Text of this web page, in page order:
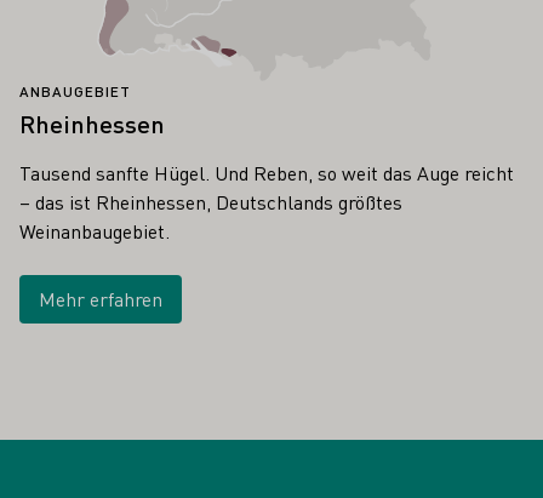
ANBAUGEBIET
Rheinhessen
Tausend sanfte Hügel. Und Reben, so weit das Auge reicht
– das ist Rheinhessen, Deutschlands größtes
Weinanbaugebiet.
Mehr erfahren